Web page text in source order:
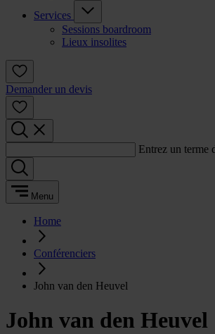
Services
Sessions boardroom
Lieux insolites
Demander un devis
Entrez un terme
Menu
Home
Conférenciers
John van den Heuvel
John van den Heuvel